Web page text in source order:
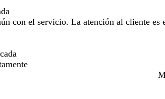
con el servicio. La atención al cliente